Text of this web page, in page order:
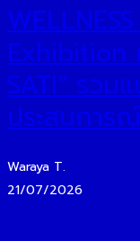
Exhibition
SATI” รวม
ประสบการ
Waraya T.
21/07/2026